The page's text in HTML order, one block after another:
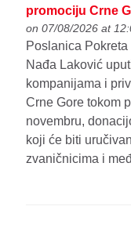
promociju Crne
on 07/08/2026 at
Poslanica
Nađa Laković
kompanijama i
Crne Gore tokom
novembru,
koji će biti
zvaničnicima i